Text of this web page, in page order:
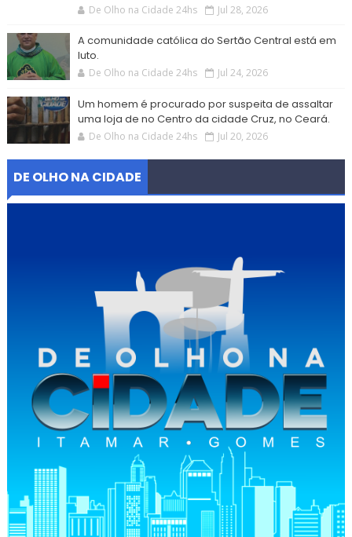
De Olho na Cidade 24hs Jul 28, 2026
A comunidade católica do Sertão Central está em
luto.
De Olho na Cidade 24hs Jul 24, 2026
Um homem é procurado por suspeita de assaltar
uma loja de no Centro da cidade Cruz, no Ceará.
De Olho na Cidade 24hs Jul 20, 2026
DE OLHO NA CIDADE